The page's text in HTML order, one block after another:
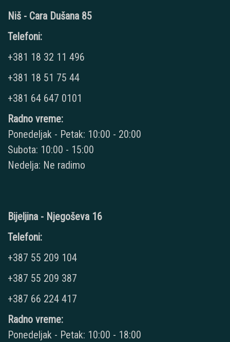
Niš - Cara Dušana 85
Telefoni:
+381 18 32 11 496
+381 18 51 75 44
+381 64 647 0101
Radno vreme:
Ponedeljak - Petak: 10:00 - 20:00
Subota: 10:00 - 15:00
Nedelja: Ne radimo
Bijeljina - Njegoševa 16
Telefoni:
+387 55 209 104
+387 55 209 387
+387 66 224 417
Radno vreme:
Ponedeljak - Petak: 10:00 - 18:00